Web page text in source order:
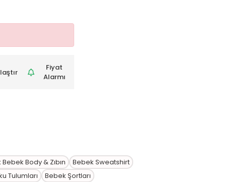
Fiyat
Alarmı
Bebek Body & Zıbın
Bebek Sweatshirt
Tulumları Bebek Şortları